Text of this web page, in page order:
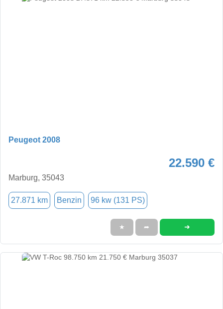
Peugeot 2008
22.590 €
Marburg, 35043
27.871 km Benzin 96 kw (131 PS)
★ ➦ ➜